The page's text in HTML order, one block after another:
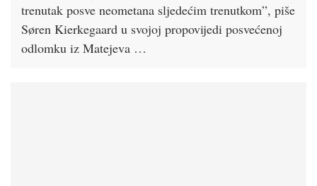
trenutak posve neometana sljedećim trenutkom”, piše
Søren Kierkegaard u svojoj propovijedi posvećenoj
odlomku iz Matejeva …